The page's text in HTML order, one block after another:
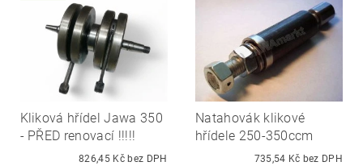
Kliková hřídel Jawa 350
- PŘED renovací !!!!!
826,45 Kč bez DPH
Natahovák klikové
hřídele 250-350ccm
735,54 Kč bez DPH